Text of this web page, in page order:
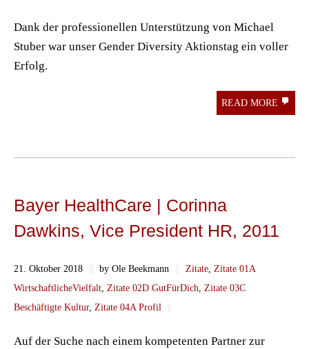
Dank der professionellen Unterstützung von Michael
Stuber war unser Gender Diversity Aktionstag ein voller
Erfolg.
READ MORE
Bayer HealthCare | Corinna
Dawkins, Vice President HR, 2011
21. Oktober 2018 || by Ole Beekmann || Zitate Zitate 01A
WirtschaftlicheVielfalt Zitate 02D GutFürDich
Zitate 03C
Beschäftigte Kultur, Zitate 04A Profil ||
Auf der Suche nach einem kompetenten Partner zur